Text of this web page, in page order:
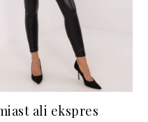
ali ekspres